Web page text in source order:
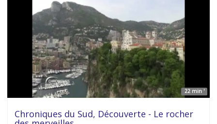
22 min '
Chroniques du Sud, Découverte - Le rocher